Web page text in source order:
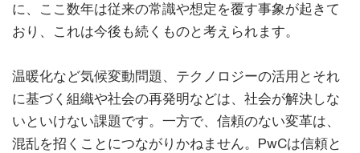
に、ここ数年は従来の常識や想定を覆す事象が起きて
おり、これは今後も続くものと考えられます。
温暖化など気候変動問題、テクノロジーの活用とそれ
に基づく組織や社会の再発明などは、社会が解決しな
いといけない課題です。一方で、信頼のない変革は、
混乱を招くことにつながりかねません。PwCは信頼と